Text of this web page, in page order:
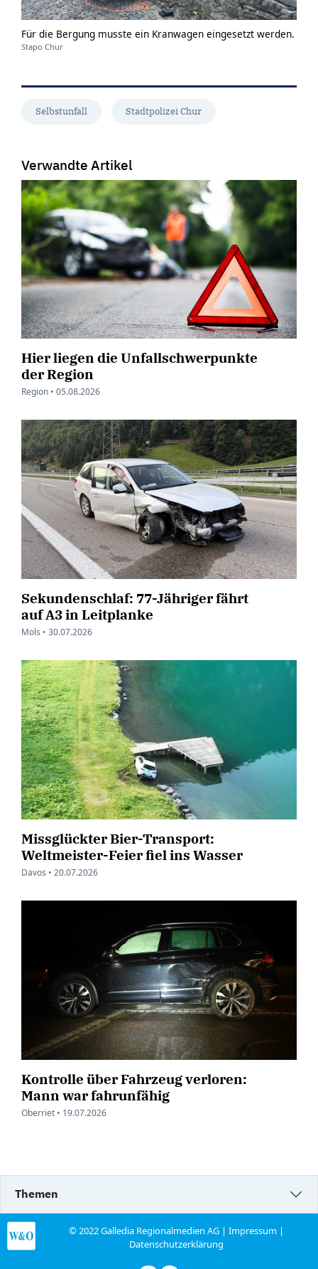
Für die Bergung musste ein Kranwagen eingesetzt werden.
Stapo Chur
Selbstunfall Stadtpolizei Chur
Verwandte Artikel
Hier liegen die Unfallschwerpunkte
der Region
Region • 05.08.2026
Sekundenschlaf: 77-Jähriger fährt
auf A3 in Leitplanke
Mols • 30.07.2026
Missglückter Bier-Transport:
Weltmeister-Feier fiel ins Wasser
Davos • 20.07.2026
Kontrolle über Fahrzeug verloren:
Mann war fahrunfähig
Oberriet • 19.07.2026
Themen
© 2022 Galledia Regionalmedien AG |Impressum |
Datenschutzerklärung